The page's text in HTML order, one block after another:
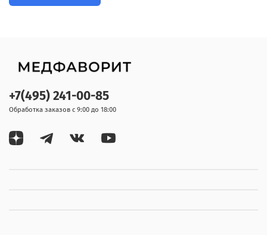
+7(495) 241-00-85
Обработка заказов с 9:00 до 18:00